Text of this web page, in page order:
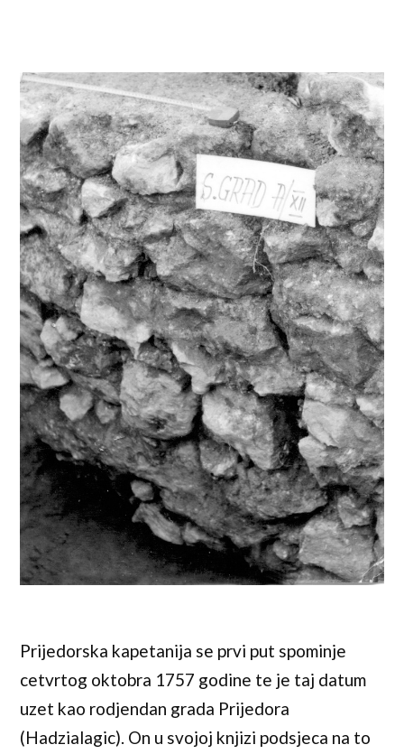
Prijedorska kapetanija se prvi put spominje
cetvrtog oktobra 1757 godine te je taj datum
uzet kao rodjendan grada Prijedora
(Hadzialagic). On u svojoj knjizi podsjeca na to